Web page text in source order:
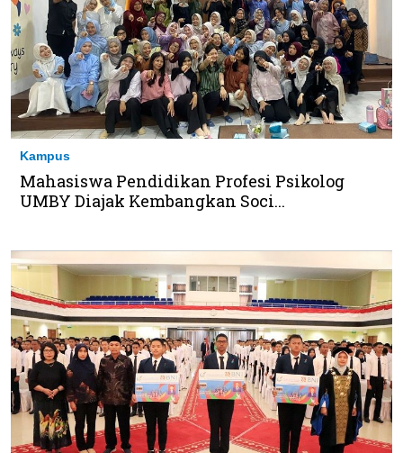
Kampus
Mahasiswa Pendidikan Profesi Psikolog
UMBY Diajak Kembangkan Soci...